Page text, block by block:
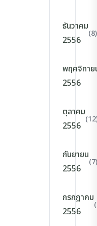
ธันวาคม
2556
(8)
พฤศจิกาย
2556
ตุลาคม
2556
กันยายน
2556
(7)
กรกฎาคม
2556